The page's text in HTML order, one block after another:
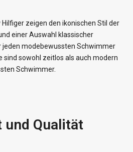
zeigen den ikonischen Stil der
einer Auswahl klassischer
jeden modebewussten Schwimmer
sind sowohl zeitlos als auch modern
Schwimmer.
und Qualität